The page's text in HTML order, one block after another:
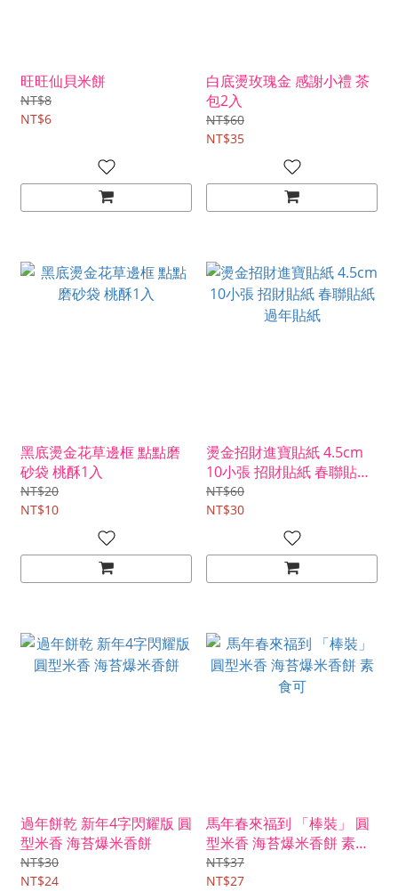
旺旺仙貝米餅
NT$8
NT$6
白底燙玫瑰金 感謝小禮 茶
包2入
NT$60
NT$35
黑底燙金花草邊框 點點磨
砂袋 桃酥1入
NT$20
NT$10
燙金招財進寶貼紙 4.5cm
10小張 招財貼紙 春聯貼紙
過年貼紙
NT$60
NT$30
過年餅乾 新年4字閃耀版 圓
型米香 海苔爆米香餅
NT$30
NT$24
馬年春來福到 「棒裝」 圓
型米香 海苔爆米香餅 素食
可
NT$37
NT$27